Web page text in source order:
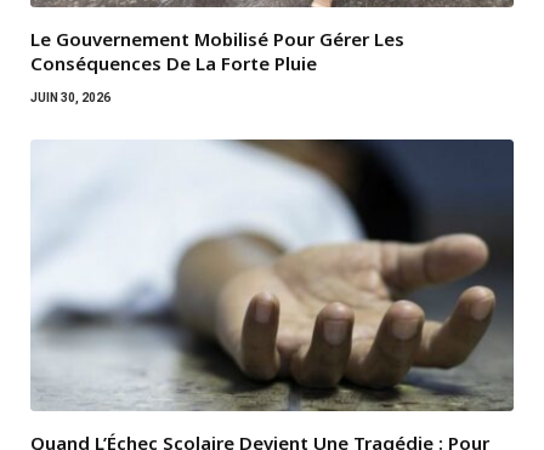
Le Gouvernement Mobilisé Pour Gérer Les
Conséquences De La Forte Pluie
JUIN 30, 2026
Quand L’Échec Scolaire Devient Une Tragédie : Pour